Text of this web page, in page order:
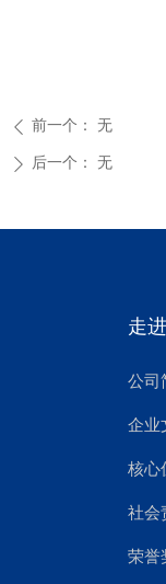
ꄴ 前一个： 无
ꄲ 后一个： 无
走
公司
企业
核心
社会
荣誉